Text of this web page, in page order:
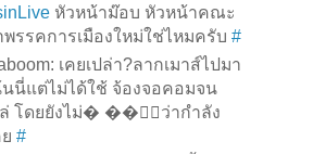
หัวหน้าม๊อบ หัวหน้าคณะ
รรคการเมืองใหม่ใช่ไหมครับ #
เคยเปล่า?ลากเมาส์ไปมา
นี่แต่ไม่ได้ใช้ จ้องจอคอมจน
ผล่ โดยยังไม่� ��ู้ว่ากำลัง
#